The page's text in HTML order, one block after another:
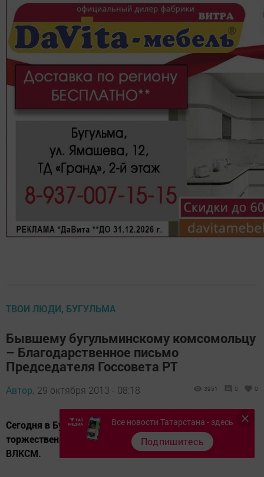
ТВОИ ЛЮДИ, БУГУЛЬМА
Бывшему бугульминскому комсомольцу
– Благодарственное письмо
Председателя Госсовета РТ
Автор, 29 октября 2013 - 08:18 3951 0 0
Сегодня в Бугульме, в Доме техники, состоится
торжественное собрание, посвященное 95-летию
ВЛКСМ.
Все новости Татарстана - здесь
Подпишитесь